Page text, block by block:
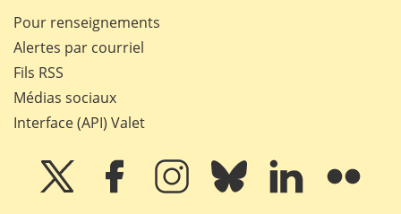
Pour renseignements
Alertes par courriel
Fils RSS
Médias sociaux
Interface (API) Valet